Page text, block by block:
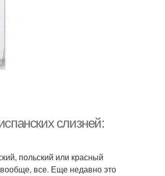
слизней:
польский или красный
все. Еще недавно это